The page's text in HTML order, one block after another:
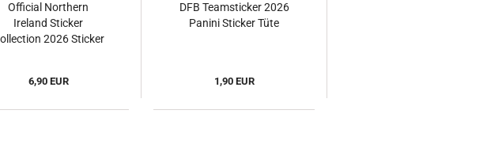
Official Northern
Ireland Sticker
2026 Sticker
6,90 EUR
DFB Teamsticker 2026
Panini Sticker Tüte
1,90 EUR